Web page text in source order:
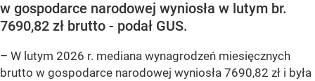
w gospodarce narodowej wyniosła w lutym br.
7690,82 zł brutto - podał GUS.
– W lutym 2026 r. mediana wynagrodzeń miesięcznych
brutto w gospodarce narodowej wyniosła 7690,82 zł i była